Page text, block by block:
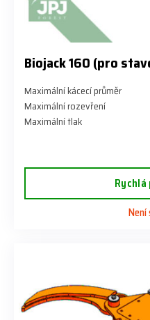
Biojack 160 (pro
Maximální kácecí průměr
Maximální rozevření
Maximální tlak